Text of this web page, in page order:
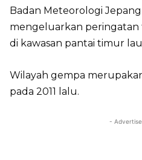
Badan Meteorologi
mengeluarkan peringatan
di kawasan pantai timur
Wilayah gempa
pada 2011 lalu.
-